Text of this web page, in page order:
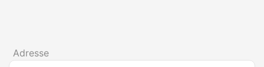
Adresse